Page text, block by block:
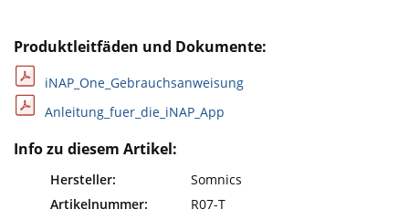
Produktleitfäden und Dokumente:
iNAP_One_Gebrauchsanweisung
Anleitung_fuer_die_iNAP_App
Info zu diesem Artikel:
Hersteller:
Somnics
Artikelnummer:
R07-T